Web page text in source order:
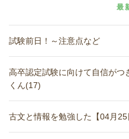
最
試験前日！～注意点など
高卒認定試験に向けて自信がつ
くん(17)
古文と情報を勉強した【04月